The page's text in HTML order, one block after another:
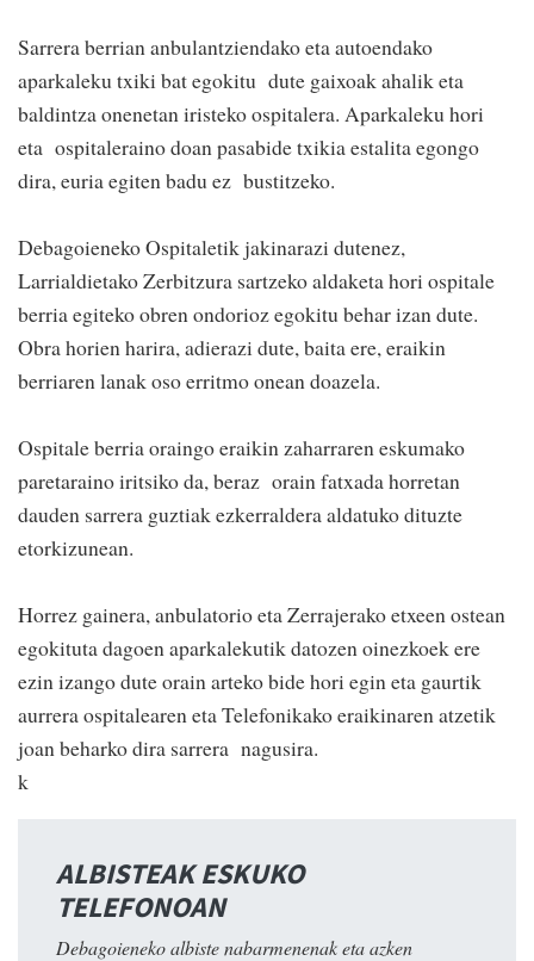
Sarrera berrian anbulantziendako eta autoendako
aparkaleku txiki bat egokitu dute gaixoak ahalik eta
baldintza onenetan iristeko ospitalera. Aparkaleku hori
eta ospitaleraino doan pasabide txikia estalita egongo
dira, euria egiten badu ez bustitzeko.
Debagoieneko Ospitaletik jakinarazi dutenez,
Larrialdietako Zerbitzura sartzeko aldaketa hori ospitale
berria egiteko obren ondorioz egokitu behar izan dute.
Obra horien harira, adierazi dute, baita ere, eraikin
berriaren lanak oso erritmo onean doazela.
Ospitale berria oraingo eraikin zaharraren eskumako
paretaraino iritsiko da, beraz orain fatxada horretan
dauden sarrera guztiak ezkerraldera aldatuko dituzte
etorkizunean.
Horrez gainera, anbulatorio eta Zerrajerako etxeen ostean
egokituta dagoen aparkalekutik datozen oinezkoek ere
ezin izango dute orain arteko bide hori egin eta gaurtik
aurrera ospitalearen eta Telefonikako eraikinaren atzetik
joan beharko dira sarrera nagusira.
k
ALBISTEAK ESKUKO
TELEFONOAN
Debagoieneko albiste nabarmenenak eta azken